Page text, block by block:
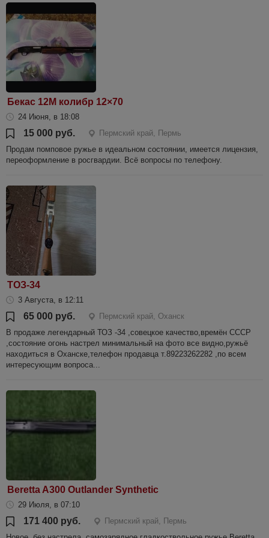
Бекас 12М колибр 12×70
24 Июня, в 18:08
15 000 руб.
Пермский край, Пермь
Продам помповое ружье в идеальном состоянии, имеется лицензия,
переоформление в росгвардии. Всё вопросы по телефону.
ТОЗ-34
3 Августа, в 12:11
65 000 руб.
Пермский край, Оханск
В продаже легендарный ТОЗ -34 ,совецкое качество,времён СССР
,состояние огонь настрел минимальный на фото все видно,ружьё
находиться в Оханске,телефон продавца т.89223262282 ,по всем
интересующим вопроса...
Beretta A300 Outlander Synthetic
29 Июля, в 07:10
171 400 руб.
Пермский край, Пермь